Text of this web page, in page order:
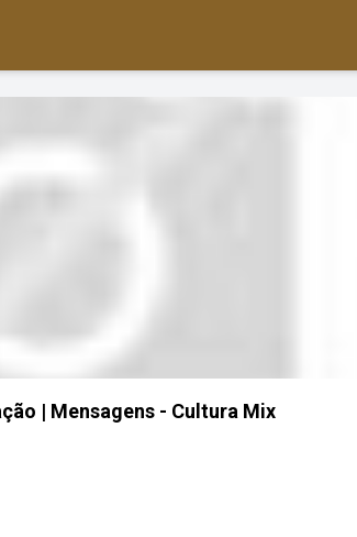
| Mensagens - Cultura Mix